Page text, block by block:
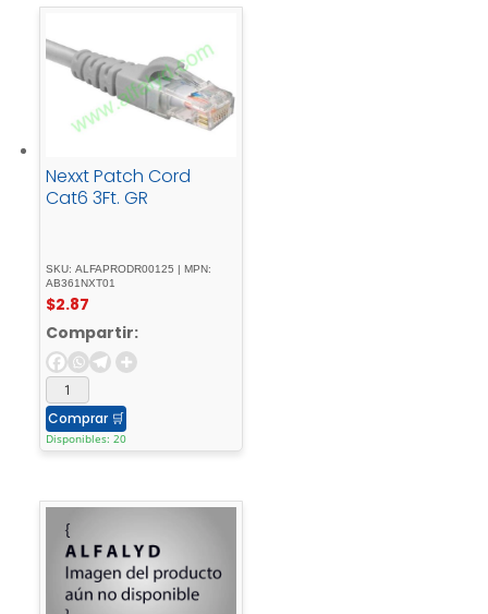
Nexxt Patch Cord
Cat6 3Ft. GR
SKU: ALFAPRODR00125 | MPN:
AB361NXT01
$2.87
Compartir:
Comprar 🛒
Disponibles: 20